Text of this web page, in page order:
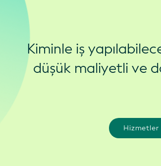
Kiminle iş
düşük maliyetli ve
Hizmetler